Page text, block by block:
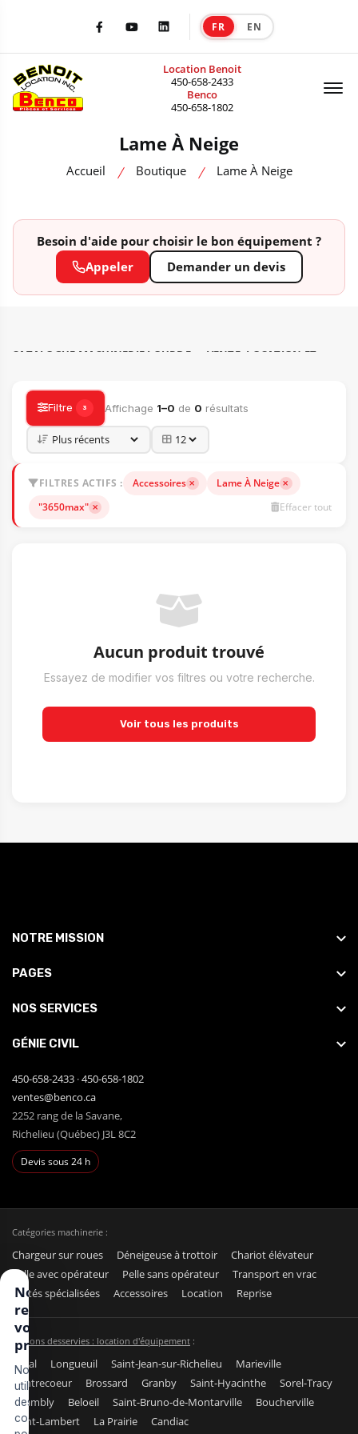
FacebookYoutubeLinkedIn FR EN
Location Benoit
450-658-2433
Benco
450-658-1802
Lame À Neige
Accueil Boutique Lame À Neige
Besoin d'aide pour choisir le bon équipement ?
Appeler
Demander un devis
CATALOGUE MACHINERIE LOURDE — VENTE, LOCATION ET
Filtre 3 Affichage 1–0 de 0 résultats
FILTRES ACTIFS : Accessoires
Lame À Neige
"3650max"
Effacer tout
Aucun produit trouvé
Essayez de modifier vos filtres ou votre recherche.
Voir tous les produits
NOTRE MISSION
PAGES
NOS SERVICES
GÉNIE CIVIL
450-658-2433 ·450-658-1802
ventes@benco.ca
2252 rang de la Savane,
Richelieu (Québec) J3L 8C2
Devis sous 24 h
Catégories machinerie :
Chargeur sur roues Déneigeuse à trottoir
Chariot élévateur
Pelle avec opérateur
Pelle sans opérateur
Transport en vrac
Unités spécialisées
Accessoires Location Reprise
Régions desservies : location d'équipement :
Laval Longueuil Saint-Jean-sur-Richelieu
Marieville
Contrecoeur
Brossard Granby Saint-Hyacinthe
Sorel-Tracy
Chambly
Beloeil Saint-Bruno-de-Montarville
Boucherville
Saint-Lambert
La Prairie
Candiac
Nous
respectons
votre vie
privée
Nous
utilisons
des
cookies